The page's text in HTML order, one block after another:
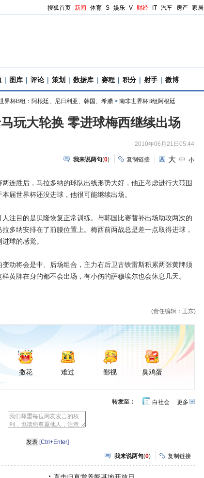
搜狐首页-新闻 -体育-S-娱乐-V- 财经- IT-汽车- 房产-家居
| 图库 | 评论 | 策划 | 数据库 | 赛程 | 积分 | 射手 | 微博
界杯B组：阿根廷、尼日利亚、韩国、希腊 > 南非世界杯B组阿根廷
玩大轮换 零进球梅西继续出场
2010年06月21日05:44
我来说两句(0) 复制链接 大 中 小
胜后，马拉多纳的球队出线形势大好，他正考虑进行大范围
届世界杯还没进球，他很可能继续出场。
目的是贝隆恢复正常训练。与韩国比赛替补出场助攻两次的
多纳安排在了前腰位置上。梅西前两战总是差一点取得进球，
球的感觉。
将会是中、后场组合，主力右后卫古铁雷斯积累两张黄牌须
黄牌在身的都不会出场，有小伤的萨穆埃尔也会休息几天。
(责任编辑：王东)
撒花 难过 鄙视 臭鸡蛋
更多开
转发至： 白社会
[Ctrl+Enter]
我来说两句(0) 复制链接